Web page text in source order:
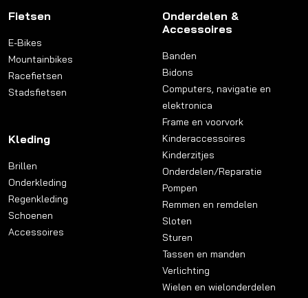
Fietsen
E-Bikes
Mountainbikes
Racefietsen
Stadsfietsen
Kleding
Brillen
Onderkleding
Regenkleding
Schoenen
Accessoires
Onderdelen &
Accessoires
Banden
Bidons
Computers, navigatie en
elektronica
Frame en voorvork
Kinderaccessoires
Kinderzitjes
Onderdelen/Reparatie
Pompen
Remmen en remdelen
Sloten
Sturen
Tassen en manden
Verlichting
Wielen en wielonderdelen